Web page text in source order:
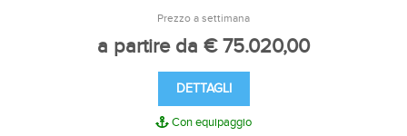
Prezzo a settimana
a partire da € 75.020,00
DETTAGLI
Con equipaggio